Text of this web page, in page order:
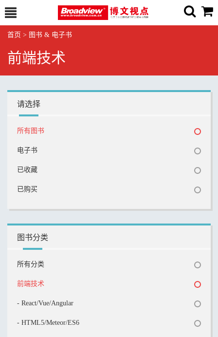
首页 > 图书 & 电子书
前端技术
请选择
所有图书
电子书
已收藏
已购买
图书分类
所有分类
前端技术
- React/Vue/Angular
- HTML5/Meteor/ES6